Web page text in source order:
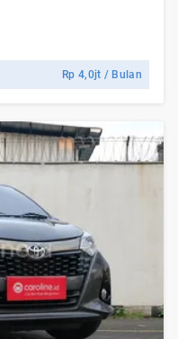
Rp4,0jt / Bulan